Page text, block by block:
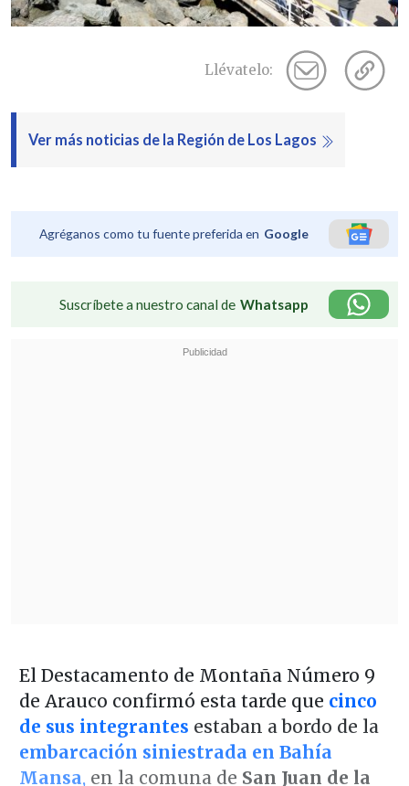
Llévatelo:
Ver más noticias de la Región de Los Lagos
Agréganos como tu fuente preferida en Google
Suscríbete a nuestro canal de Whatsapp
El Destacamento de Montaña Número 9
de Arauco confirmó esta tarde que cinco
de sus integrantes estaban a bordo de la
embarcación siniestrada en Bahía
Mansa,en la comuna de San Juan de la